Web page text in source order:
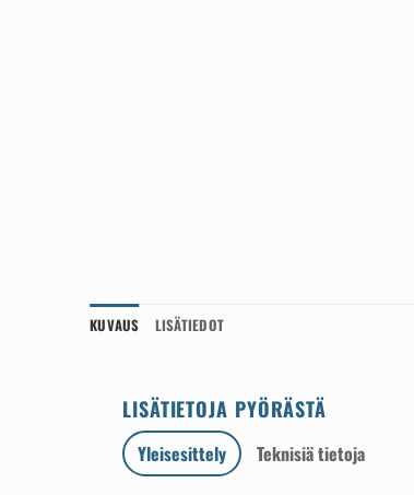
KUVAUS LISÄTIEDOT
LISÄTIETOJA PYÖRÄSTÄ
Yleisesittely Teknisiä tietoja